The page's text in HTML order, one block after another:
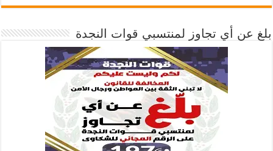
بلغ عن أي تجاوز لمنتسبي قوات النجدة